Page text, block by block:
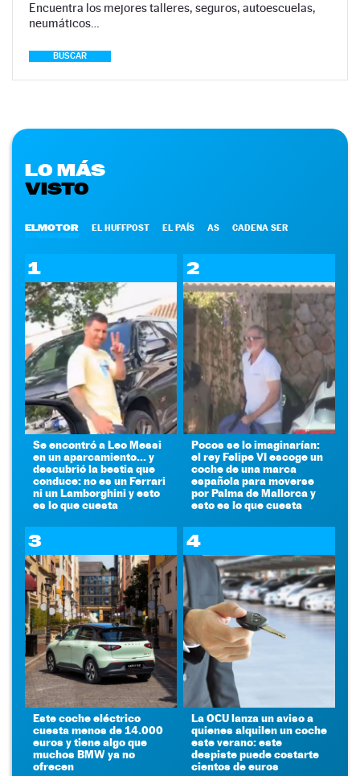
Encuentra los mejores talleres, seguros, autoescuelas,
neumáticos…
BUSCAR
LO MÁS
VISTO
ELMOTOR EL HUFFPOST EL PAÍS AS CADENA SER
1
Se encontró a Leo Messi
en un aparcamiento... y
descubrió la bestia que
conduce: no es un Ferrari
ni un Lamborghini y esto
es lo que cuesta
2
Pocos se lo imaginarían:
el rey Felipe VI escoge un
coche de una marca
española para moverse
por Palma de Mallorca y
esto es lo que cuesta
3
Este coche eléctrico
cuesta menos de 14.000
euros y tiene algo que
muchos BMW ya no
ofrecen
4
La OCU lanza un aviso a
quienes alquilen un coche
este verano: este
despiste puede costarte
cientos de euros